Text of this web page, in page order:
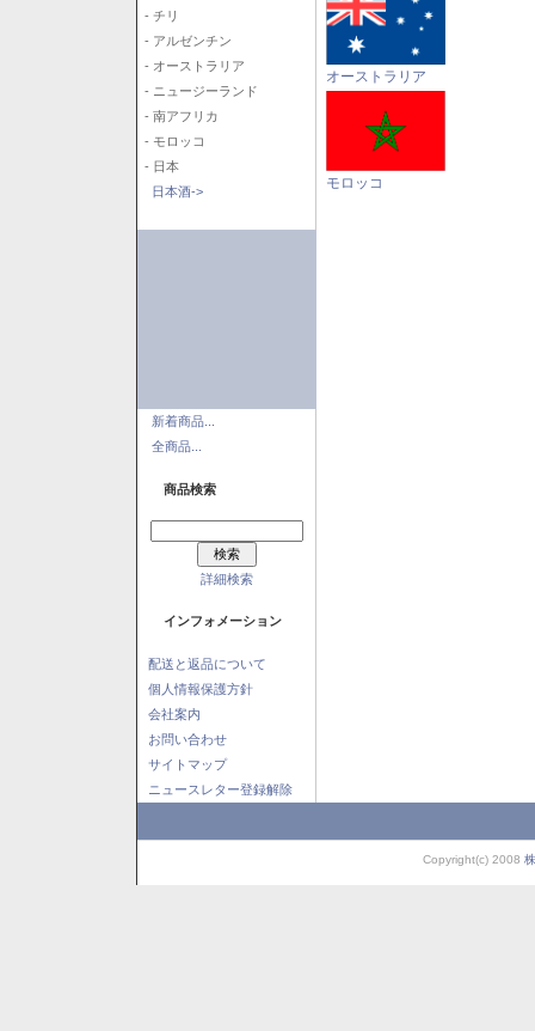
- チリ
- アルゼンチン
- オーストラリア
- ニュージーランド
- 南アフリカ
- モロッコ
- 日本
日本酒->
新着商品...
全商品...
商品検索
詳細検索
インフォメーション
配送と返品について
個人情報保護方針
会社案内
お問い合わせ
サイトマップ
ニュースレター登録解除
オーストラリア
モロッコ
Copyright(c) 2008